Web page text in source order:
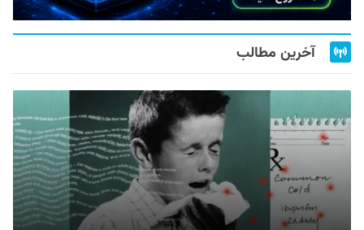
آخرین مطالب